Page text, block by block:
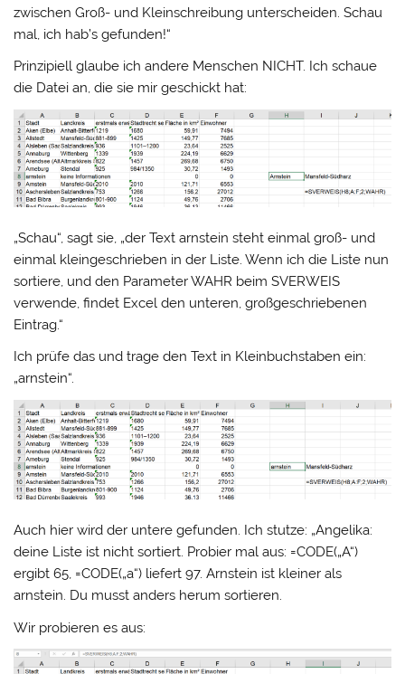
zwischen Groß- und Kleinschreibung unterscheiden. Schau
mal, ich hab’s gefunden!“
Prinzipiell glaube ich andere Menschen NICHT. Ich schaue
die Datei an, die sie mir geschickt hat:
„Schau“, sagt sie, „der Text arnstein steht einmal groß- und
einmal kleingeschrieben in der Liste. Wenn ich die Liste nun
sortiere, und den Parameter WAHR beim SVERWEIS
verwende, findet Excel den unteren, großgeschriebenen
Eintrag.“
Ich prüfe das und trage den Text in Kleinbuchstaben ein:
„arnstein“.
Auch hier wird der untere gefunden. Ich stutze: „Angelika:
deine Liste ist nicht sortiert. Probier mal aus: =CODE(„A“)
ergibt 65, =CODE(„a“) liefert 97. Arnstein ist kleiner als
arnstein. Du musst anders herum sortieren.
Wir probieren es aus: